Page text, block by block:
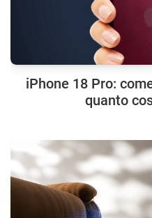
iPhone 18 Pro:
quanto